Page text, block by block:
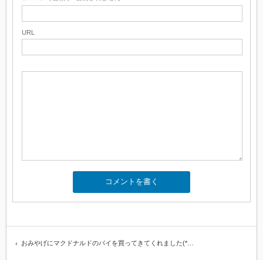
URL
おみやげにマクドナルドのパイを買ってきてくれました(*…